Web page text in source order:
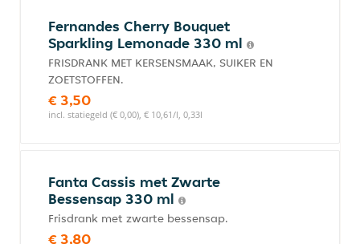
Fernandes Cherry Bouquet
Sparkling Lemonade 330 ml
FRISDRANK MET KERSENSMAAK, SUIKER EN
ZOETSTOFFEN.
€ 3,50
incl. statiegeld (€ 0,00), € 10,61/l, 0,33l
Fanta Cassis met Zwarte
Bessensap 330 ml
Frisdrank met zwarte bessensap.
€ 3,80